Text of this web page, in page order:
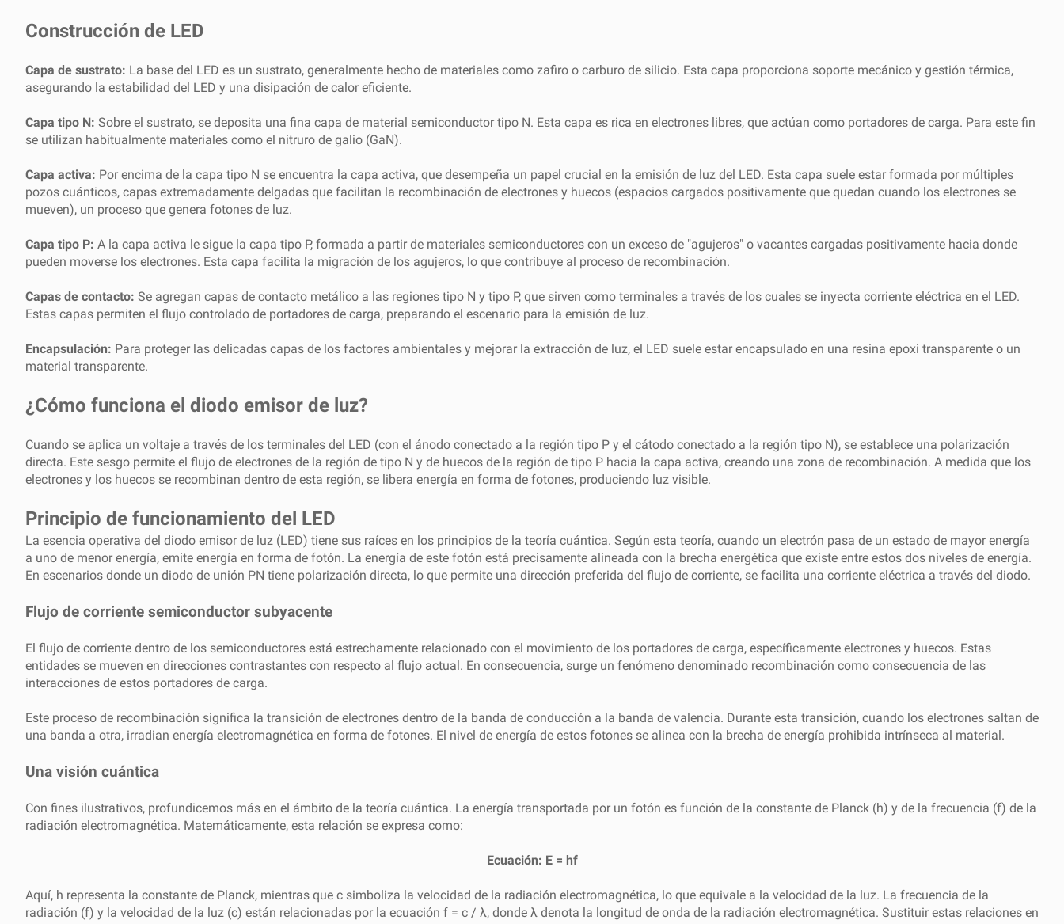
Construcción de LED
Capa de sustrato: La base del LED es un sustrato, generalmente hecho de materiales como zafiro o carburo de silicio. Esta capa proporciona soporte mecánico y gestión térmica,
asegurando la estabilidad del LED y una disipación de calor eficiente.
Capa tipo N: Sobre el sustrato, se deposita una fina capa de material semiconductor tipo N. Esta capa es rica en electrones libres, que actúan como portadores de carga. Para este fin
se utilizan habitualmente materiales como el nitruro de galio (GaN).
Capa activa: Por encima de la capa tipo N se encuentra la capa activa, que desempeña un papel crucial en la emisión de luz del LED. Esta capa suele estar formada por múltiples
pozos cuánticos, capas extremadamente delgadas que facilitan la recombinación de electrones y huecos (espacios cargados positivamente que quedan cuando los electrones se
mueven), un proceso que genera fotones de luz.
Capa tipo P: A la capa activa le sigue la capa tipo P, formada a partir de materiales semiconductores con un exceso de "agujeros" o vacantes cargadas positivamente hacia donde
pueden moverse los electrones. Esta capa facilita la migración de los agujeros, lo que contribuye al proceso de recombinación.
Capas de contacto: Se agregan capas de contacto metálico a las regiones tipo N y tipo P, que sirven como terminales a través de los cuales se inyecta corriente eléctrica en el LED.
Estas capas permiten el flujo controlado de portadores de carga, preparando el escenario para la emisión de luz.
Encapsulación: Para proteger las delicadas capas de los factores ambientales y mejorar la extracción de luz, el LED suele estar encapsulado en una resina epoxi transparente o un
material transparente.
¿Cómo funciona el diodo emisor de luz?
Cuando se aplica un voltaje a través de los terminales del LED (con el ánodo conectado a la región tipo P y el cátodo conectado a la región tipo N), se establece una polarización
directa. Este sesgo permite el flujo de electrones de la región de tipo N y de huecos de la región de tipo P hacia la capa activa, creando una zona de recombinación. A medida que los
electrones y los huecos se recombinan dentro de esta región, se libera energía en forma de fotones, produciendo luz visible.
Principio de funcionamiento del LED
La esencia operativa del diodo emisor de luz (LED) tiene sus raíces en los principios de la teoría cuántica. Según esta teoría, cuando un electrón pasa de un estado de mayor energía
a uno de menor energía, emite energía en forma de fotón. La energía de este fotón está precisamente alineada con la brecha energética que existe entre estos dos niveles de energía.
En escenarios donde un diodo de unión PN tiene polarización directa, lo que permite una dirección preferida del flujo de corriente, se facilita una corriente eléctrica a través del diodo.
Flujo de corriente semiconductor subyacente
El flujo de corriente dentro de los semiconductores está estrechamente relacionado con el movimiento de los portadores de carga, específicamente electrones y huecos. Estas
entidades se mueven en direcciones contrastantes con respecto al flujo actual. En consecuencia, surge un fenómeno denominado recombinación como consecuencia de las
interacciones de estos portadores de carga.
Este proceso de recombinación significa la transición de electrones dentro de la banda de conducción a la banda de valencia. Durante esta transición, cuando los electrones saltan de
una banda a otra, irradian energía electromagnética en forma de fotones. El nivel de energía de estos fotones se alinea con la brecha de energía prohibida intrínseca al material.
Una visión cuántica
Con fines ilustrativos, profundicemos más en el ámbito de la teoría cuántica. La energía transportada por un fotón es función de la constante de Planck (h) y de la frecuencia (f) de la
radiación electromagnética. Matemáticamente, esta relación se expresa como:
Ecuación: E = hf
Aquí, h representa la constante de Planck, mientras que c simboliza la velocidad de la radiación electromagnética, lo que equivale a la velocidad de la luz. La frecuencia de la
radiación (f) y la velocidad de la luz (c) están relacionadas por la ecuación f = c / λ, donde λ denota la longitud de onda de la radiación electromagnética. Sustituir estas relaciones en